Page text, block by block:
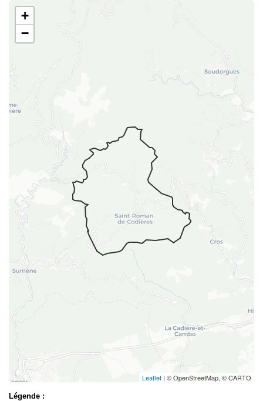
+
−
Leaflet | © OpenStreetMap, © CARTO
Légende :